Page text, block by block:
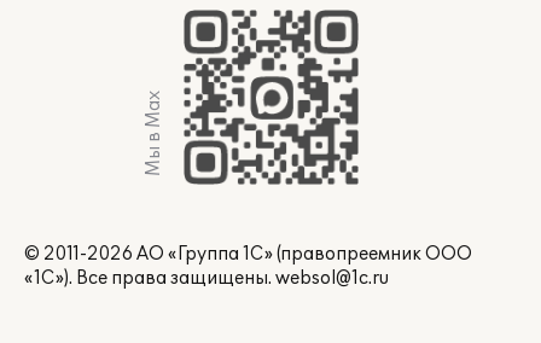
Мы в Max
© 2011-2026 АО «Группа 1С» (правопреемник ООО
«1С»). Все права защищены. websol@1c.ru